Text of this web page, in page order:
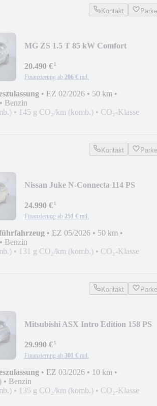
Kontakt
MG ZS 1.5 T 85 kW Comfort
20.490 €¹
Finanzierung ab 206 € mtl.
• EZ 02/2026 • 50 km •
• Benzin
• 145 g CO₂/km (komb.) • CO₂-Klasse
Kontakt
Nissan Juke N-Connecta 114 PS
24.990 €¹
Finanzierung ab 251 € mtl.
• EZ 05/2026 • 50 km •
• Benzin
• 131 g CO₂/km (komb.) • CO₂-Klasse
Kontakt
Mitsubishi ASX Intro Edition 158 PS
29.990 €¹
Finanzierung ab 301 € mtl.
• EZ 03/2026 • 10 km •
• Benzin
• 135 g CO₂/km (komb.) • CO₂-Klasse